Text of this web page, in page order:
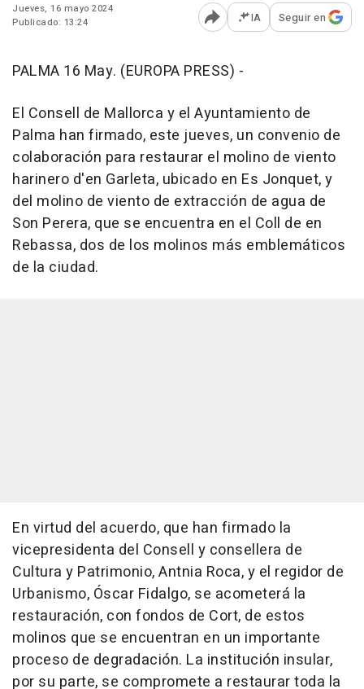
Jueves, 16 mayo 2024
Publicado: 13:24
Abrir opciones para
IA Seguir en
PALMA 16 May. (EUROPA PRESS) -
El Consell de Mallorca y el Ayuntamiento de
Palma han firmado, este jueves, un convenio de
colaboración para restaurar el molino de viento
harinero d'en Garleta, ubicado en Es Jonquet, y
del molino de viento de extracción de agua de
Son Perera, que se encuentra en el Coll de en
Rebassa, dos de los molinos más emblemáticos
de la ciudad.
En virtud del acuerdo, que han firmado la
vicepresidenta del Consell y consellera de
Cultura y Patrimonio, Antnia Roca, y el regidor de
Urbanismo, Óscar Fidalgo, se acometerá la
restauración, con fondos de Cort, de estos
molinos que se encuentran en un importante
proceso de degradación. La institución insular,
por su parte, se compromete a restaurar toda la